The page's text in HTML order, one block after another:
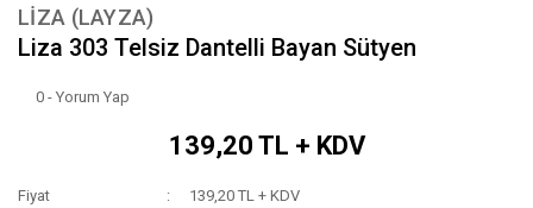
LIZA (LAYZA)
Liza 303 Telsiz Dantelli Bayan Sütyen
0 - Yorum Yap
139,20 TL + KDV
Fiyat
139,20 TL + KDV